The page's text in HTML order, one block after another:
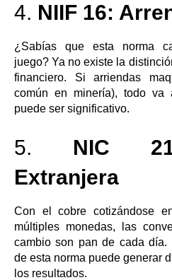
4. NIIF 16:
¿Sabías que esta norma
juego? Ya no existe la
financiero. Si arriendas
común en minería), todo
puede ser significativo.
5. NIC
Extranjera
Con el cobre cotizándose
múltiples monedas, las
cambio son pan de cada día.
de esta norma puede generar
los resultados.